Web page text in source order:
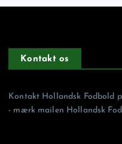
Kontakt os
Kontakt Hollandsk Fodbold
- mærk mailen Hollandsk